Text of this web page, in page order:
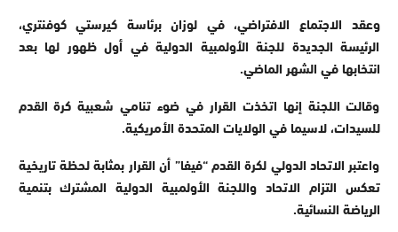
وعقد الاجتماع الافتراضي، في لوزان برئاسة كيرستي كوفنتري،
الرئيسة الجديدة للجنة الأولمبية الدولية في أول ظهور لها بعد
انتخابها في الشهر الماضي.
وقالت اللجنة إنها اتخذت القرار في ضوء تنامي شعبية كرة القدم
للسيدات، لاسيما في الولايات المتحدة الأمريكية.
واعتبر الاتحاد الدولي لكرة القدم “فيفا” أن القرار بمثابة لحظة تاريخية
تعكس التزام الاتحاد واللجنة الأولمبية الدولية المشترك بتنمية
الرياضة النسائية.